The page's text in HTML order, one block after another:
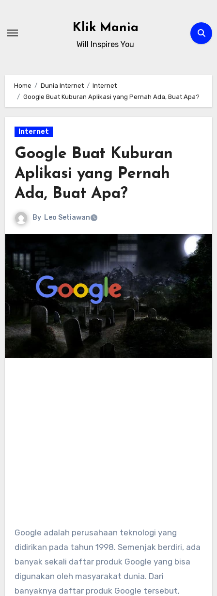
content
Klik Mania
Will Inspires You
Home Dunia Internet
Internet
Google Buat Kuburan Aplikasi yang Pernah Ada, Buat Apa?
Internet
Google Buat Kuburan
Aplikasi yang Pernah
Ada, Buat Apa?
By Leo Setiawan
Google adalah perusahaan teknologi yang
didirikan pada tahun 1998. Semenjak berdiri, ada
banyak sekali daftar produk Google yang bisa
digunakan oleh masyarakat dunia. Dari
banyaknya daftar produk Google tersebut,